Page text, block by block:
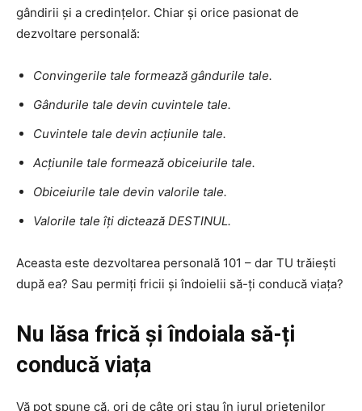
gândirii și a credințelor. Chiar și orice pasionat de
dezvoltare personală:
Convingerile tale formează gândurile tale.
Gândurile tale devin cuvintele tale.
Cuvintele tale devin acțiunile tale.
Acțiunile tale formează obiceiurile tale.
Obiceiurile tale devin valorile tale.
Valorile tale îți dictează DESTINUL.
Aceasta este dezvoltarea personală 101 – dar TU trăiești
după ea? Sau permiți fricii și îndoielii să-ți conducă viața?
Nu lăsa frică și îndoiala să-ți
conducă viața
Vă pot spune că, ori de câte ori stau în jurul prietenilor